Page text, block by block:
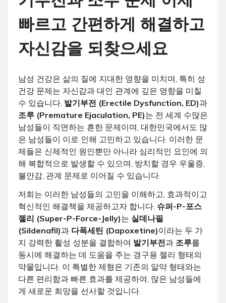
빠르고 간편하게 해결하고
자신감을 되찾으세요
남성 건강은 삶의 질에 지대한 영향을 미치며, 특히 성
건강 문제는 자신감과 대인 관계에 깊은 영향을 미칠
수 있습니다. 발기부전 (Erectile Dysfunction, ED)과
조루 (Premature Ejaculation, PE)는 전 세계 수많은
남성들이 직면하는 흔한 문제이며, 대한민국에서도 많
은 남성들이 이로 인해 고민하고 있습니다. 이러한 문
제들은 신체적인 원인뿐만 아니라 심리적인 요인에 의
해 복합적으로 발생할 수 있으며, 방치할 경우 우울증,
불안감, 관계 문제로 이어질 수 있습니다.
저희는 이러한 남성들의 고민을 이해하고, 효과적이고
혁신적인 해결책을 제공하고자 합니다. 슈퍼-P-포스
젤리 (Super-P-Force-Jelly)는 실데나필
(Sildenafil)과 다폭세틴 (Dapoxetine)이라는 두 가
지 강력한 활성 성분을 결합하여 발기부전과 조루를
동시에 해결하는 데 도움을 주는 경구용 젤리 형태의
약물입니다. 이 특별한 제형은 기존의 알약 형태와는
다른 편리함과 빠른 효과를 제공하여, 많은 남성들에
게 새로운 희망을 선사할 것입니다.